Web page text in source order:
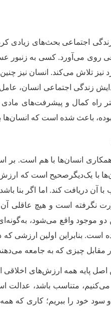
اجتماعی بحث‌های زیادی
می‌آورد. کسی به زنبور
نیز تلاش می‌کند. انسان نیز
زندگی اجتماعی انسان، عامل
راه کمال و پیشرفت‌های مادی
باعث شده است که انسان‌ها
انسان‌ها با هم است.
با یک‌دیگرصحیح است که
آن دریافت ‌کند. اما اگر بنا
نگرفته است و هیچ عاقلی آن
موجود واقع می‌شود،
است. بنابراین اولین ارزشی
مقابل چیزی که به جامعه
پایه همه ارزش‌های اخلاقی
متناسب باشد، عدالت
و سود خود را ببریم؛ کاری که